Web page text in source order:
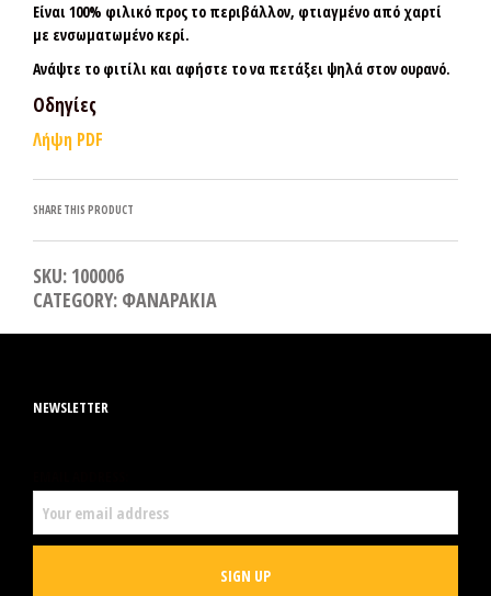
Είναι 100% φιλικό προς το περιβάλλον, φτιαγμένο από χαρτί
με ενσωματωμένο κερί.
Ανάψτε το φιτίλι και αφήστε το να πετάξει ψηλά στον ουρανό.
Οδηγίες
Λήψη PDF
SHARE THIS PRODUCT
SKU: 100006
CATEGORY: ΦΑΝΑΡΑΚΙΑ
NEWSLETTER